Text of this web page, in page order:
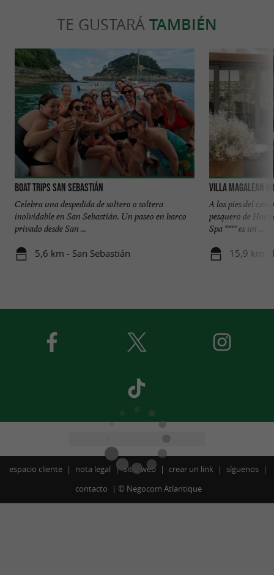
TE GUSTARÁ TAMBIÉN
Boat Trips San Sebastián
Celebra una despedida de soltero o soltera
inolvidable en San Sebastián. Un paseo en barco
privado desde San ...
5,6 km - San Sebastián
Villa Magalean
A los pies del
pesquero de
Spa **** es un ...
15,9 km -
espacio cliente nota legal sitio web crear un link
síguenos
contacto
© Negocom Atlantique